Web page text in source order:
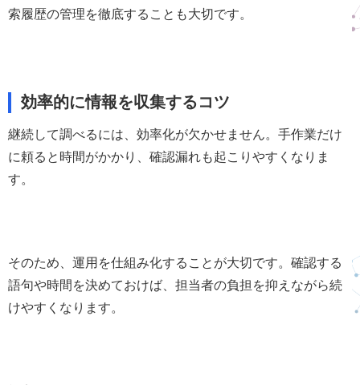
索履歴の管理を徹底することも大切です。
効率的に情報を収集するコツ
継続して調べるには、効率化が欠かせません。手作業だけ
に頼ると時間がかかり、確認漏れも起こりやすくなりま
す。
そのため、運用を仕組み化することが大切です。確認する
語句や時間を決めておけば、担当者の負担を抑えながら続
けやすくなります。